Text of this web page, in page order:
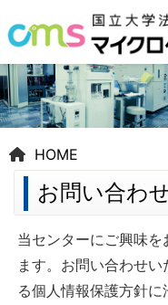
HOME
お問い合わ
当センターにご興味
ます。お問い合わせ
る個人情報保護方針に